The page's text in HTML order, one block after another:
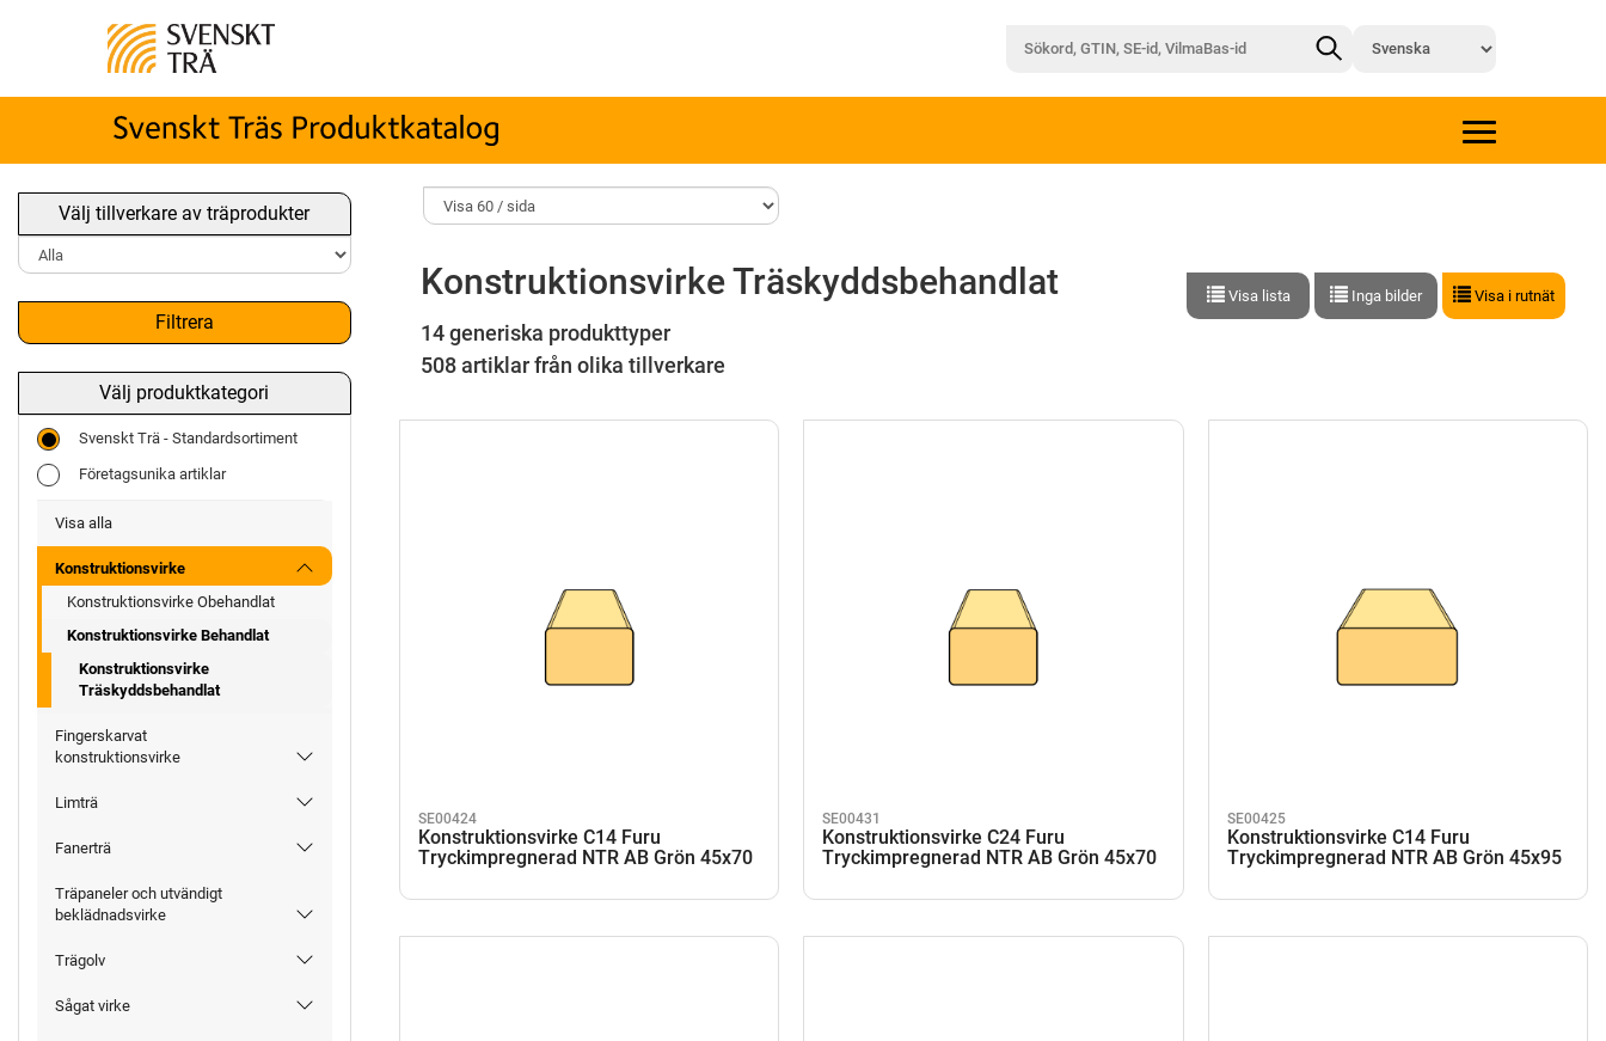
Välj tillverkare av träprodukter
Filtrera
Välj produktkategori
Svenskt Trä - Standardsortiment
Företagsunika artiklar
Visa alla
Konstruktionsvirke
Konstruktionsvirke Obehandlat
Konstruktionsvirke Behandlat
Konstruktionsvirke
Träskyddsbehandlat
Fingerskarvat
konstruktionsvirke
Limträ
Fanerträ
Träpaneler och utvändigt
beklädnadsvirke
Trägolv
Sågat virke
Visa lista Inga bilder Visa i rutnät
Konstruktionsvirke Träskyddsbehandlat
14 generiska produkttyper
508 artiklar från olika tillverkare
SE00424
Konstruktionsvirke C14 Furu
Tryckimpregnerad NTR AB Grön 45x70
SE00431
Konstruktionsvirke C24 Furu
Tryckimpregnerad NTR AB Grön 45x70
SE00425
Konstruktionsvirke C14 Furu
Tryckimpregnerad NTR AB Grön 45x95